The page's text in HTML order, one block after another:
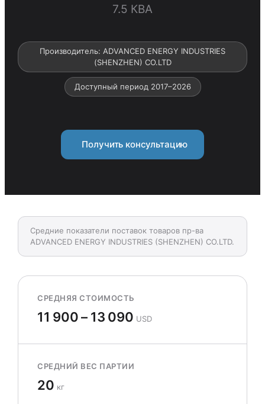
7.5 КВА
Производитель: ADVANCED ENERGY INDUSTRIES
(SHENZHEN) CO.LTD
Доступный период 2017–2026
Получить консультацию
Средние показатели поставок товаров пр-ва
ADVANCED ENERGY INDUSTRIES (SHENZHEN) CO.LTD.
СРЕДНЯЯ СТОИМОСТЬ
11 900 – 13 090 USD
СРЕДНИЙ ВЕС ПАРТИИ
20 кг